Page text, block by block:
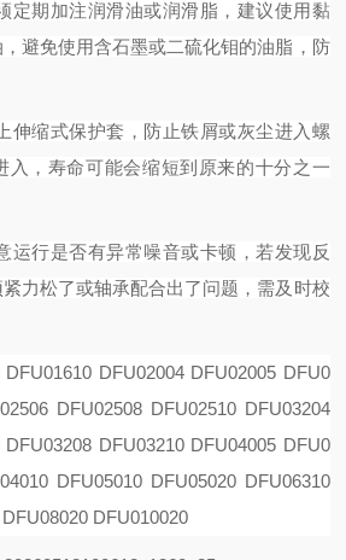
定期加注润滑油或润滑脂，建议使用黏
避免使用含石墨或二硫化钼的油脂，防
伸缩式保护套，防止铁屑或灰尘进入螺
入，寿命可能会缩短到原来的十分之一
运行是否有异常噪音或卡顿，若发现反
力松了或轴承配合出了问题，需及时校
DFU02004 DFU02005 DFU0
DFU02508DFU02510 DFU03204
DFU03210 DFU04005 DFU0
DFU05010 DFU05020 DFU06310
DFU010020